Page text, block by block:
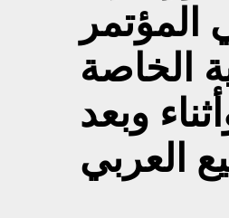
الخاصة
وبعد